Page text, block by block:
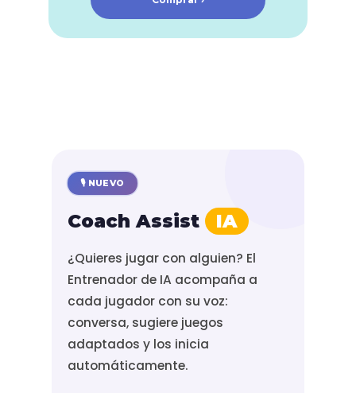
🎙️ NUEVO
Coach Assist IA
¿Quieres jugar con alguien? El
Entrenador de IA acompaña a
cada jugador con su voz:
conversa, sugiere juegos
adaptados y los inicia
automáticamente.